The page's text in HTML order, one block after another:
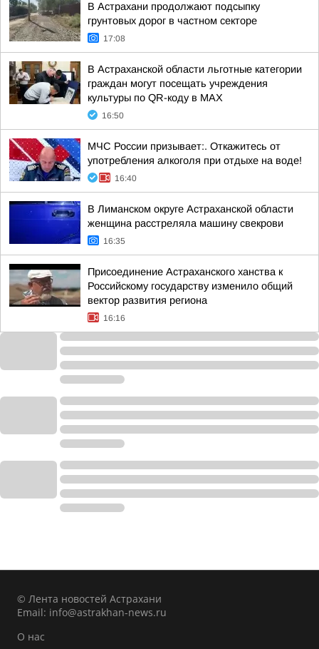
В Астрахани продолжают подсыпку
грунтовых дорог в частном секторе
17:08
В Астраханской области льготные категории
граждан могут посещать учреждения
культуры по QR-коду в МАХ
16:50
МЧС России призывает:. Откажитесь от
употребления алкоголя при отдыхе на воде!
16:40
В Лиманском округе Астраханской области
женщина расстреляла машину свекрови
16:35
Присоединение Астраханского ханства к
Российскому государству изменило общий
вектор развития региона
16:16
© Лента новостей Астрахани
Email: info@astrakhan-news.ru
О нас